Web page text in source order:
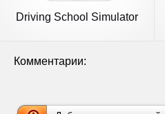
Driving School Simulator
Комментарии: